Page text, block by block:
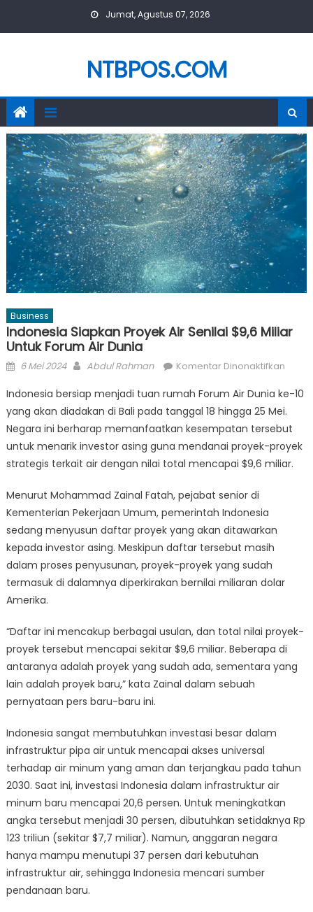
Jumat, Agustus 07, 2026
NTBPOS.COM
Business
Indonesia Siapkan Proyek Air Senilai $9,6 Miliar
Untuk Forum Air Dunia
Posted
6 Mei 2024 Author
Abdul Rahman Komentar Dinonaktifkanpada
Air
$9,6
Indonesia bersiap menjadi tuan rumah Forum Air Dunia ke-10
yang akan diadakan di Bali pada tanggal 18 hingga 25 Mei.
Negara ini berharap memanfaatkan kesempatan tersebut
untuk menarik investor asing guna mendanai proyek-proyek
strategis terkait air dengan nilai total mencapai $9,6 miliar.
Menurut Mohammad Zainal Fatah, pejabat senior di
Kementerian Pekerjaan Umum, pemerintah Indonesia
sedang menyusun daftar proyek yang akan ditawarkan
kepada investor asing. Meskipun daftar tersebut masih
dalam proses penyusunan, proyek-proyek yang sudah
termasuk di dalamnya diperkirakan bernilai miliaran dolar
Amerika.
“Daftar ini mencakup berbagai usulan, dan total nilai proyek-
proyek tersebut mencapai sekitar $9,6 miliar. Beberapa di
antaranya adalah proyek yang sudah ada, sementara yang
lain adalah proyek baru,” kata Zainal dalam sebuah
pernyataan pers baru-baru ini.
Indonesia sangat membutuhkan investasi besar dalam
infrastruktur pipa air untuk mencapai akses universal
terhadap air minum yang aman dan terjangkau pada tahun
2030. Saat ini, investasi Indonesia dalam infrastruktur air
minum baru mencapai 20,6 persen. Untuk meningkatkan
angka tersebut menjadi 30 persen, dibutuhkan setidaknya Rp
123 triliun (sekitar $7,7 miliar). Namun, anggaran negara
hanya mampu menutupi 37 persen dari kebutuhan
infrastruktur air, sehingga Indonesia mencari sumber
pendanaan baru.